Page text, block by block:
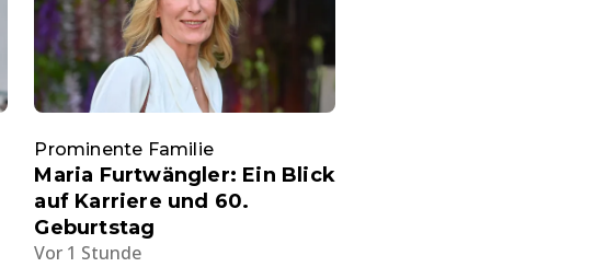
Prominente Familie
Maria Furtwängler: Ein Blick
auf Karriere und 60.
Geburtstag
Vor 1 Stunde